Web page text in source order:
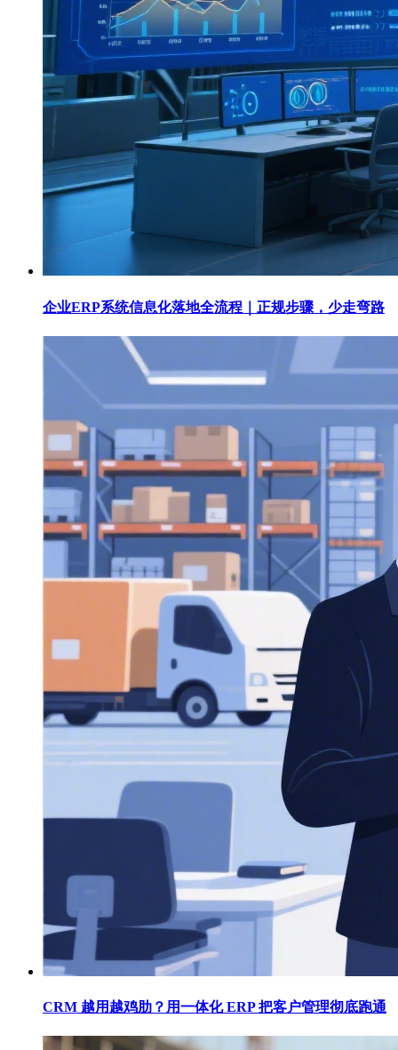
企业ERP系统信息化落地全流程｜正规步骤，少走弯路
CRM 越用越鸡肋？用一体化 ERP 把客户管理彻底跑通